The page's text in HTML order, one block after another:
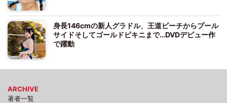
身長146cmの新人グラドル、王道ビーチからプール
サイドそしてゴールドビキニまで…DVDデビュー作
で躍動
ARCHIVE
著者一覧